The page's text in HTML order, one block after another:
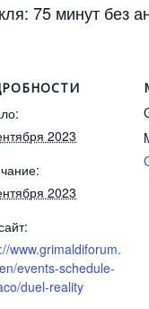
75 минут без
2023
2023
www.grimaldiforum.
events-schedule-
duel-reality